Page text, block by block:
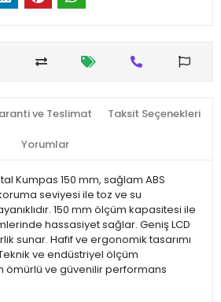
ve Teslimat Taksit Seçenekleri
Yorumlar
Kumpas 150 mm, sağlam ABS
seviyesi ile toz ve su
150 mm ölçüm kapasitesi ile
hassasiyet sağlar. Geniş LCD
sunar. Hafif ve ergonomik tasarımı
ve endüstriyel ölçüm
ömürlü ve güvenilir performans